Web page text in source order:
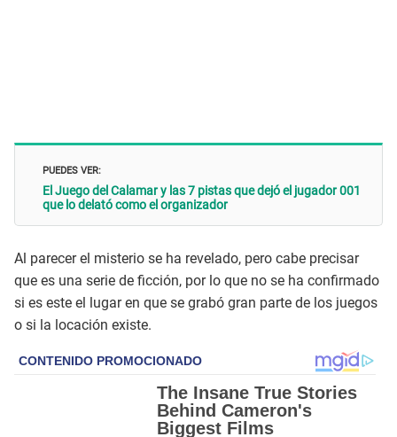
PUEDES VER:
El Juego del Calamar y las 7 pistas que dejó el jugador 001
que lo delató como el organizador
Al parecer el misterio se ha revelado, pero cabe precisar
que es una serie de ficción, por lo que no se ha confirmado
si es este el lugar en que se grabó gran parte de los juegos
o si la locación existe.